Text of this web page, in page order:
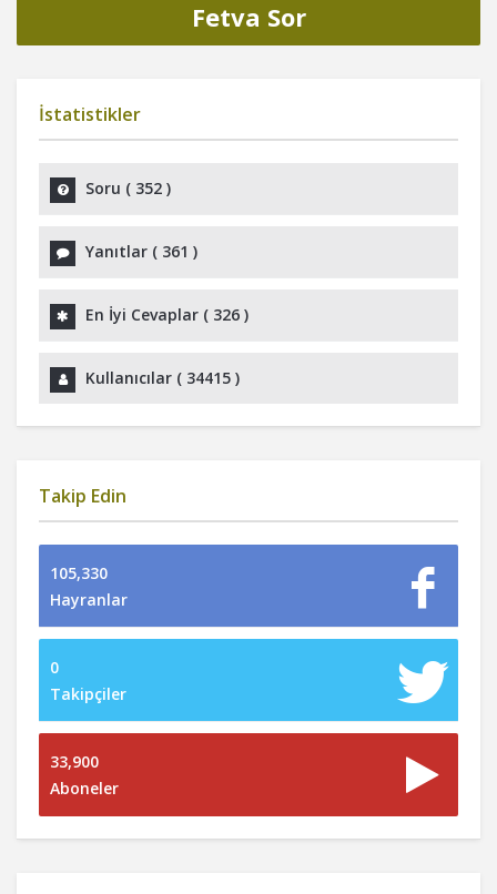
Fetva Sor
İstatistikler
Soru ( 352 )
Yanıtlar ( 361 )
En İyi Cevaplar ( 326 )
Kullanıcılar ( 34415 )
Takip Edin
105,330
Hayranlar
0
Takipçiler
33,900
Aboneler